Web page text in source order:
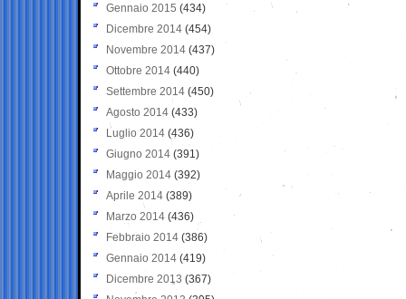
Gennaio 2015 (434)
Dicembre 2014 (454)
Novembre 2014 (437)
Ottobre 2014 (440)
Settembre 2014 (450)
Agosto 2014 (433)
Luglio 2014 (436)
Giugno 2014 (391)
Maggio 2014 (392)
Aprile 2014 (389)
Marzo 2014 (436)
Febbraio 2014 (386)
Gennaio 2014 (419)
Dicembre 2013 (367)